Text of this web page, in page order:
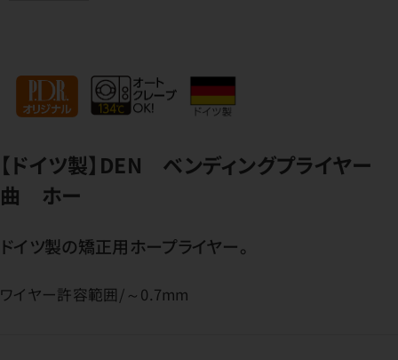
【ドイツ製】DEN ベンディングプライヤー
曲 ホー
ドイツ製の矯正用ホープライヤー。
ワイヤー許容範囲/～0.7mm